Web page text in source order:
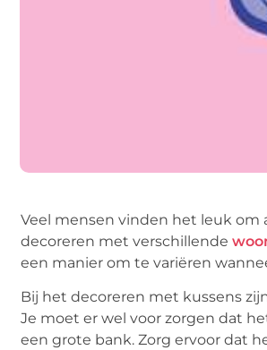
Veel mensen vinden het leuk om
decoreren met verschillende
een manier om te variëren
Bij het decoreren met kussens
Je moet er wel voor zorgen dat
een grote bank. Zorg ervoor dat